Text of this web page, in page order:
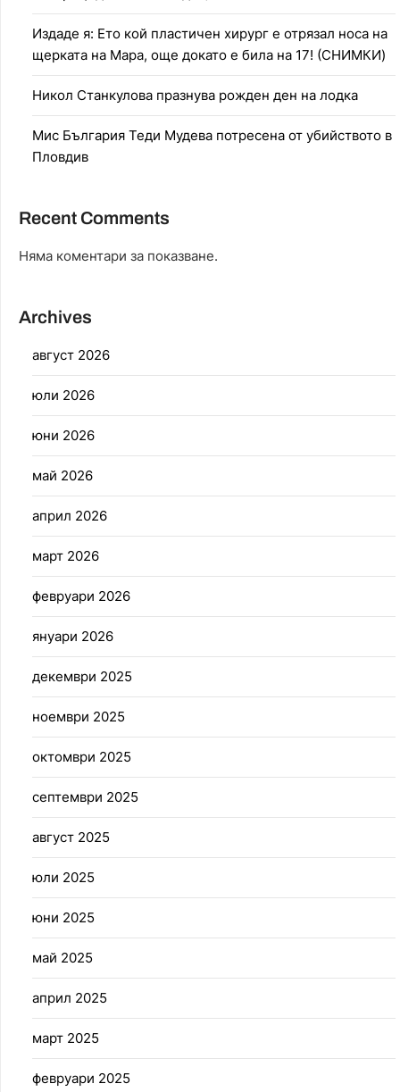
Издаде я: Ето кой пластичен хирург е отрязал носа на
щерката на Мара, още докато е била на 17! (СНИМКИ)
Никол Станкулова празнува рожден ден на лодка
Мис България Теди Мудева потресена от убийството в
Пловдив
Recent Comments
Няма коментари за показване.
Archives
август 2026
юли 2026
юни 2026
май 2026
април 2026
март 2026
февруари 2026
януари 2026
декември 2025
ноември 2025
октомври 2025
септември 2025
август 2025
юли 2025
юни 2025
май 2025
април 2025
март 2025
февруари 2025